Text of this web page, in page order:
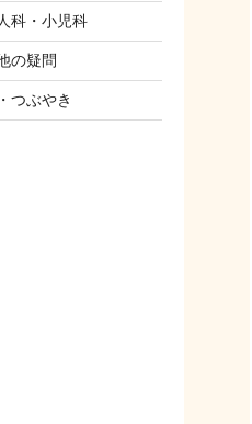
科・小児科
の疑問
つぶやき